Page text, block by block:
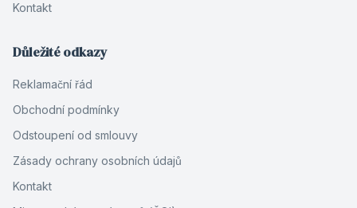
Kontakt
Důležité odkazy
Reklamační řád
Obchodní podmínky
Odstoupení od smlouvy
Zásady ochrany osobních údajů
Kontakt